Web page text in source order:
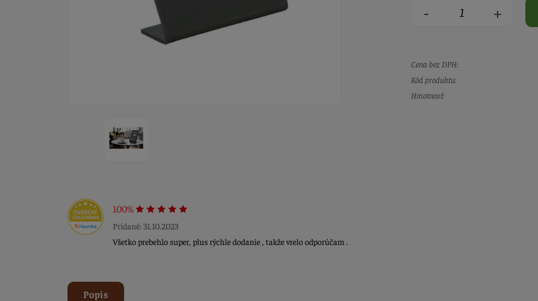
100%
Pridané: 31.10.2023
Všetko prebehlo super, plus rýchle dodanie , takže vrelo odporúčam .
- +
Cena bez DPH:
Kód produktu:
Hmotnosť:
Popis